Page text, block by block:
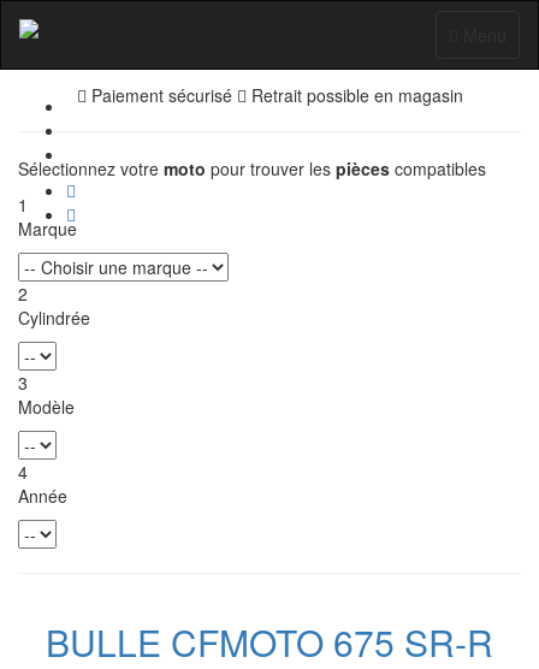
Paiement sécurisé Retrait possible en magasin
Sélectionnez votre moto pour trouver les pièces compatibles
1
Marque
2
Cylindrée
3
Modèle
4
Année
BULLE CFMOTO 675 SR-R